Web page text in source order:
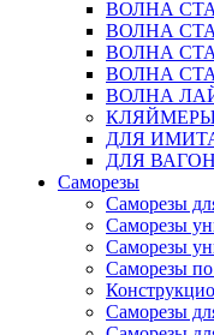
ВОЛНА
ВОЛНА
ВОЛНА
ВОЛНА
ВОЛНА
ДЛЯ
ДЛЯ
Саморезы
Саморезы
Саморезы
Саморезы
Саморезы по
Саморезы